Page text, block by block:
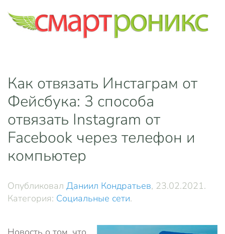
Skip to main content
Как отвязать Инстаграм от
Фейсбука: 3 способа
отвязать Instagram от
Facebook через телефон и
компьютер
Опубликовал Даниил Кондратьев, 23.02.2021.
Категория: Социальные сети.